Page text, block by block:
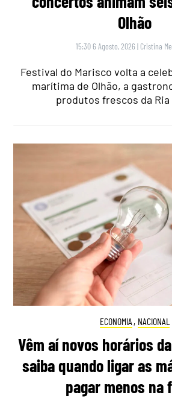
Olhão
15:30 6 Agosto, 2026 | Cristina
Festival do Marisco volta a
marítima de Olhão, a
produtos frescos da Ria
ECONOMIA , NACIONAL
Vêm aí novos horários
saiba quando ligar as
pagar menos na